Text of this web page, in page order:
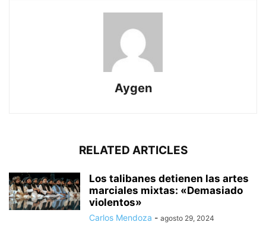
Aygen
RELATED ARTICLES
Los talibanes detienen las artes
marciales mixtas: «Demasiado
violentos»
Carlos Mendoza - agosto 29, 2024